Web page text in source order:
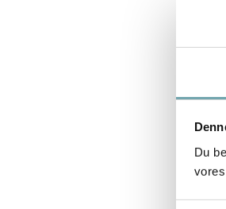
Du
Vil
Lær praktiske
Få en dybere